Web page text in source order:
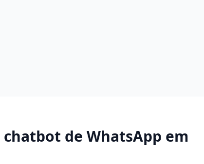
chatbot de WhatsApp em